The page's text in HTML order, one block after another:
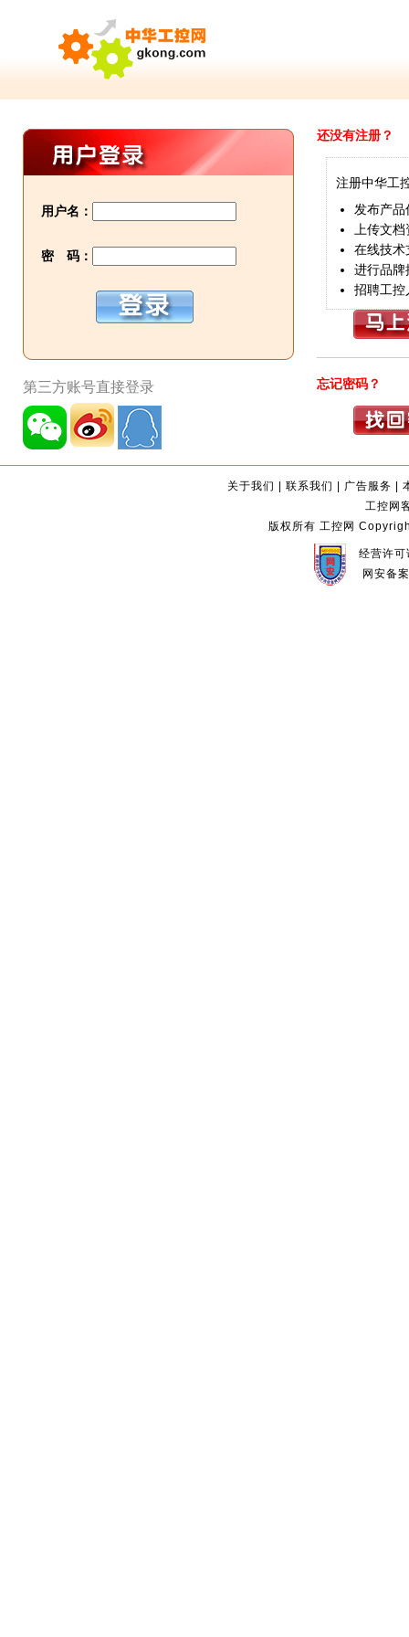
用户名：
密 码：
第三方账号直接登录
还没有注册？
注册中华工
发布产品
上传文档
在线技术
进行品牌
招聘工控
忘记密码？
关于我们 |联系我们 | 广告服务 |
工控网
版权所有 工控网
经营许
网安备